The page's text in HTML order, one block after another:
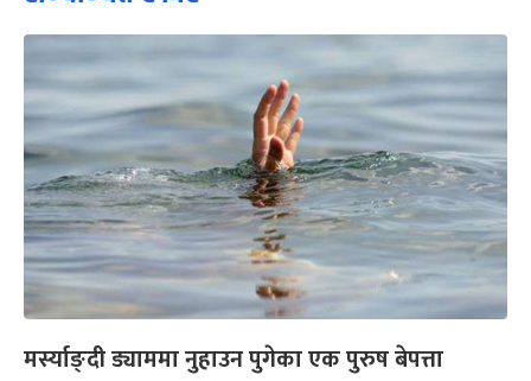
मर्स्याङ्दी ड्याममा नुहाउन पुगेका एक पुरुष बेपत्ता